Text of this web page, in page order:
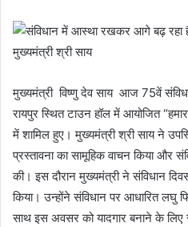
मुख्यमंत्री विष्णु देव साय आज 75वें
रायपुर स्थित टाउन हॉल में आयोजित
में शामिल हुए। मुख्यमंत्री श्री साय ने
प्रस्तावना का सामूहिक वाचन किया और
की। इस दौरान मुख्यमंत्री ने संविधान
किया। उन्होंने संविधान पर आधारित लघु
साथ इस अवसर को यादगार बनाने के लिए